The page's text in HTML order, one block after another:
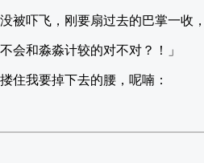
被吓飞，刚要扇过去的巴掌一收
会和淼淼计较的对不对？！」
住我要掉下去的腰，呢喃：